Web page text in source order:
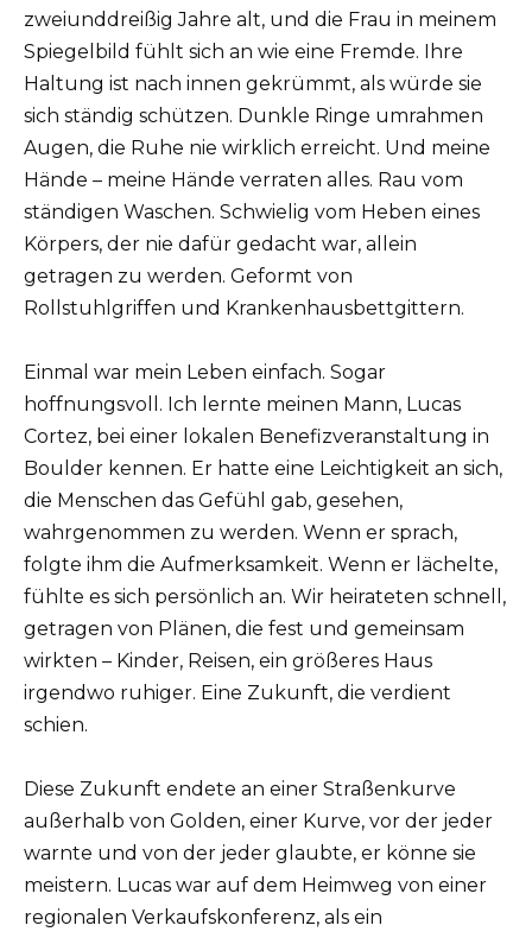
zweiunddreißig Jahre alt, und die Frau in meinem
Spiegelbild fühlt sich an wie eine Fremde. Ihre
Haltung ist nach innen gekrümmt, als würde sie
sich ständig schützen. Dunkle Ringe umrahmen
Augen, die Ruhe nie wirklich erreicht. Und meine
Hände – meine Hände verraten alles. Rau vom
ständigen Waschen. Schwielig vom Heben eines
Körpers, der nie dafür gedacht war, allein
getragen zu werden. Geformt von
Rollstuhlgriffen und Krankenhausbettgittern.
Einmal war mein Leben einfach. Sogar
hoffnungsvoll. Ich lernte meinen Mann, Lucas
Cortez, bei einer lokalen Benefizveranstaltung in
Boulder kennen. Er hatte eine Leichtigkeit an sich,
die Menschen das Gefühl gab, gesehen,
wahrgenommen zu werden. Wenn er sprach,
folgte ihm die Aufmerksamkeit. Wenn er lächelte,
fühlte es sich persönlich an. Wir heirateten schnell,
getragen von Plänen, die fest und gemeinsam
wirkten – Kinder, Reisen, ein größeres Haus
irgendwo ruhiger. Eine Zukunft, die verdient
schien.
Diese Zukunft endete an einer Straßenkurve
außerhalb von Golden, einer Kurve, vor der jeder
warnte und von der jeder glaubte, er könne sie
meistern. Lucas war auf dem Heimweg von einer
regionalen Verkaufskonferenz, als ein